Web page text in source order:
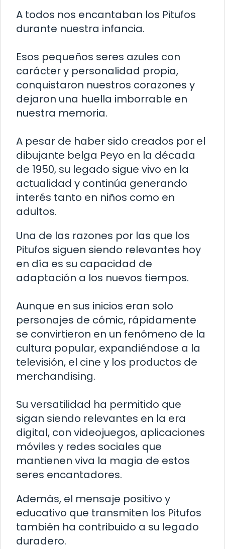
A todos nos encantaban los Pitufos
durante nuestra infancia.
Esos pequeños seres azules con
carácter y personalidad propia,
conquistaron nuestros corazones y
dejaron una huella imborrable en
nuestra memoria.
A pesar de haber sido creados por el
dibujante belga Peyo en la década
de 1950, su legado sigue vivo en la
actualidad y continúa generando
interés tanto en niños como en
adultos.
Una de las razones por las que los
Pitufos siguen siendo relevantes hoy
en día es su capacidad de
adaptación a los nuevos tiempos.
Aunque en sus inicios eran solo
personajes de cómic, rápidamente
se convirtieron en un fenómeno de la
cultura popular, expandiéndose a la
televisión, el cine y los productos de
merchandising.
Su versatilidad ha permitido que
sigan siendo relevantes en la era
digital, con videojuegos, aplicaciones
móviles y redes sociales que
mantienen viva la magia de estos
seres encantadores.
Además, el mensaje positivo y
educativo que transmiten los Pitufos
también ha contribuido a su legado
duradero.